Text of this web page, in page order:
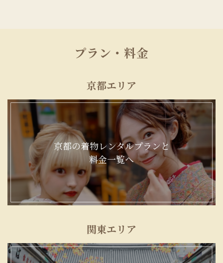
プラン・料金
京都エリア
京都の着物レンタルプランと
料金一覧へ
関東エリア